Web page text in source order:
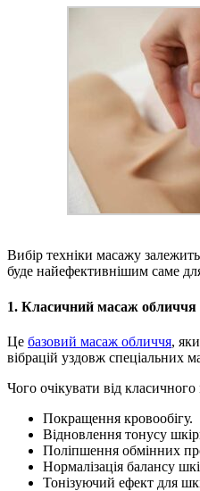
Вибір техніки масажу
буде найефективнішим саме
1. Класичний масаж обличчя
Це базовий масаж обличчя,
вібрацій уздовж спеціальних
Чого очікувати від
Покращення кровообігу.
Відновлення тонусу
Поліпшення обмінних
Нормалізація балансу
Тонізуючий ефект для